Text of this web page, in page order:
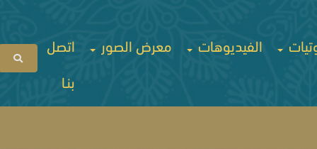
الفيديوهات معرض الصور
اتصل
بنـا